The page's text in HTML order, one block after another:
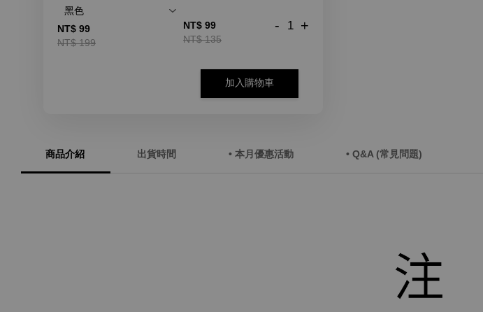
NT$ 99
NT$ 199
NT$ 99
NT$ 135
- +
加入購物車
商品介紹 出貨時間 • 本月優惠活動 • Q&A (常見問題)